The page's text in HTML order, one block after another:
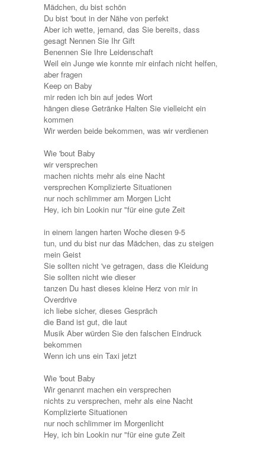
Mädchen, du bist schön
Du bist 'bout in der Nähe von perfekt
Aber ich wette, jemand, das Sie bereits, dass
gesagt Nennen Sie Ihr Gift
Benennen Sie Ihre Leidenschaft
Weil ein Junge wie konnte mir einfach nicht helfen,
aber fragen
Keep on Baby
mir reden ich bin auf jedes Wort
hängen diese Getränke Halten Sie vielleicht ein
kommen
Wir werden beide bekommen, was wir verdienen
Wie 'bout Baby
wir versprechen
machen nichts mehr als eine Nacht
versprechen Komplizierte Situationen
nur noch schlimmer am Morgen Licht
Hey, ich bin Lookin nur "für eine gute Zeit
in einem langen harten Woche diesen 9-5
tun, und du bist nur das Mädchen, das zu steigen
mein Geist
Sie sollten nicht 've getragen, dass die Kleidung
Sie sollten nicht wie dieser
tanzen Du hast dieses kleine Herz von mir in
Overdrive
ich liebe sicher, dieses Gespräch
die Band ist gut, die laut
Musik Aber würden Sie den falschen Eindruck
bekommen
Wenn ich uns ein Taxi jetzt
Wie 'bout Baby
Wir genannt machen ein versprechen
nichts zu versprechen, mehr als eine Nacht
Komplizierte Situationen
nur noch schlimmer im Morgenlicht
Hey, ich bin Lookin nur "für eine gute Zeit